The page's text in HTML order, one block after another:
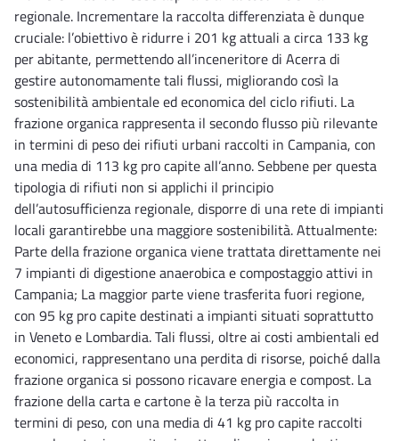
regionale. Incrementare la raccolta differenziata è dunque
cruciale: l’obiettivo è ridurre i 201 kg attuali a circa 133 kg
per abitante, permettendo all’inceneritore di Acerra di
gestire autonomamente tali flussi, migliorando così la
sostenibilità ambientale ed economica del ciclo rifiuti. La
frazione organica rappresenta il secondo flusso più rilevante
in termini di peso dei rifiuti urbani raccolti in Campania, con
una media di 113 kg pro capite all’anno. Sebbene per questa
tipologia di rifiuti non si applichi il principio
dell’autosufficienza regionale, disporre di una rete di impianti
locali garantirebbe una maggiore sostenibilità. Attualmente:
Parte della frazione organica viene trattata direttamente nei
7 impianti di digestione anaerobica e compostaggio attivi in
Campania; La maggior parte viene trasferita fuori regione,
con 95 kg pro capite destinati a impianti situati soprattutto
in Veneto e Lombardia. Tali flussi, oltre ai costi ambientali ed
economici, rappresentano una perdita di risorse, poiché dalla
frazione organica si possono ricavare energia e compost. La
frazione della carta e cartone è la terza più raccolta in
termini di peso, con una media di 41 kg pro capite raccolti